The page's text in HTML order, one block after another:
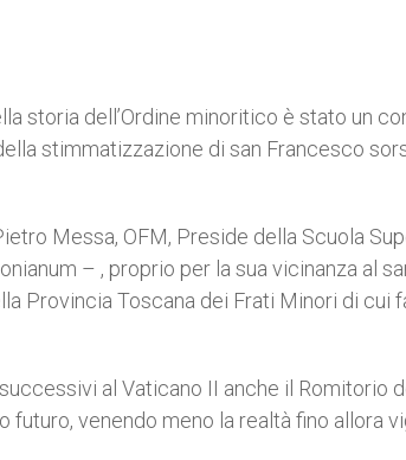
storia dell’Ordine minoritico è stato un
stimmatizzazione di san Francesco
Messa, OFM, Preside della Scuola
– , proprio per la sua vicinanza al
Provincia Toscana dei Frati Minori di cui
al Vaticano II anche il Romitorio
venendo meno la realtà fino allora